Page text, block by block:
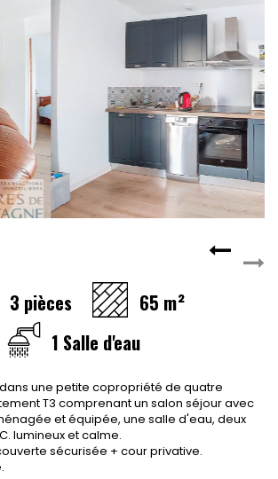
3 pièces
65 m²
1 Salle d'eau
une petite copropriété de quatre
T3 comprenant un salon séjour avec
et équipée, une salle d'eau, deux
lumineux et calme.
sécurisée + cour privative.